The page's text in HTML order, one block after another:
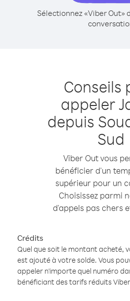
Sélectionnez «Viber Out»
Conseils
appeler
depuis
Sud
Viber Out vous
bénéficier d'un
supérieur pour un
Choisissez parmi
d'appels pas chers
Crédits
Quel que soit le montant acheté,
est ajouté à votre solde. Vous
appeler n'importe quel numéro
bénéficiant des tarifs réduits